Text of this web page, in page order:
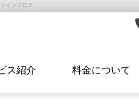
インプロス
ス紹介 料金について